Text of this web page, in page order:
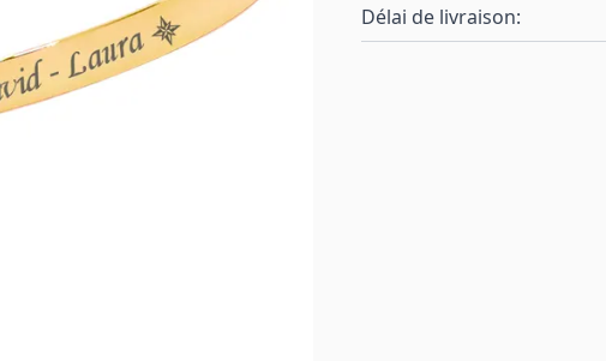
Délai de livraison: